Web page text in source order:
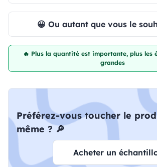
😀 Ou autant que vous le
🔥 Plus la quantité est importante, plus les
grandes
Préférez-vous toucher le
même ? 🔎
Acheter un